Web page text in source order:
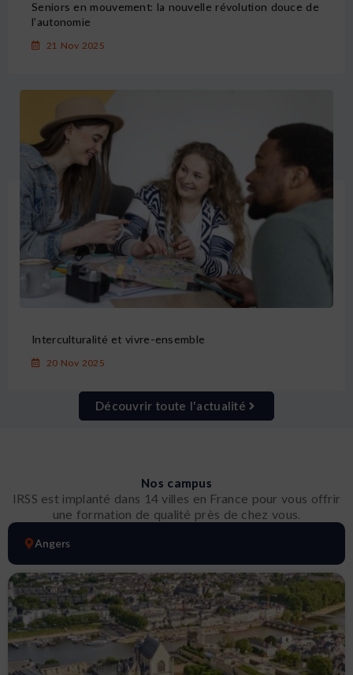
Seniors en mouvement: la nouvelle révolution douce de
l’autonomie
21 Nov 2025
Interculturalité et vivre-ensemble
20 Nov 2025
Découvrir toute l'actualité
Nos campus
IRSS est implanté dans 14 villes en France pour vous offrir
une formation de qualité près de chez vous.
Angers